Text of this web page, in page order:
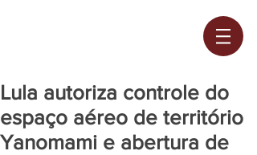
Lula autoriza controle do
espaço aéreo de território
Yanomami e abertura de